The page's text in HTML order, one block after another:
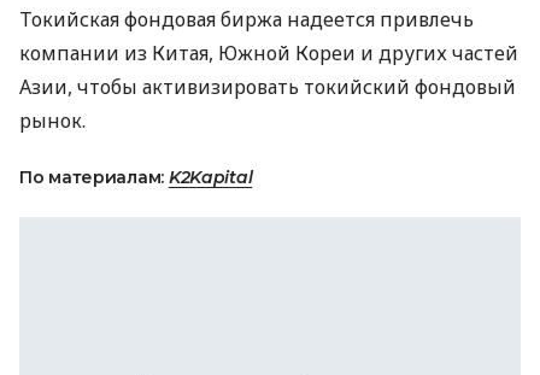
Токийская фондовая биржа надеется привлечь
компании из Китая, Южной Кореи и других частей
Азии, чтобы активизировать токийский фондовый
рынок.
По материалам: K2Kapital